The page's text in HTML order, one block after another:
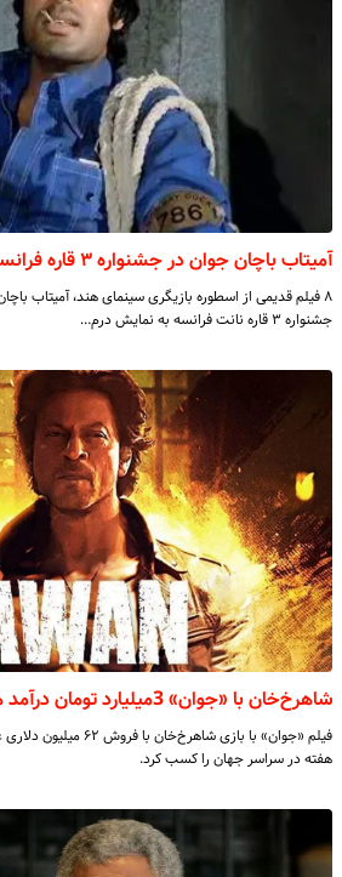
آمیتاب باچان جوان در جشنواره ۳ قاره فرانسه/ نمایش ۸ فیلم قدیمی
۸ فیلم قدیمی از اسطوره بازیگری سینمای هند، آمیتاب
جشنواره ۳ قاره نانت فرانسه به نمایش درم…
شاهرخ‌خان با «جوان» 3میلیارد تومان درآمد هفتگی داشت
فیلم «جوان» با بازی
هفته در سراسر جهان را کسب کرد.